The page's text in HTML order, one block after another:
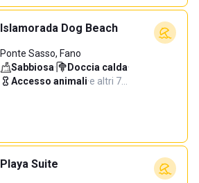
Islamorada Dog Beach
Ponte Sasso, Fano
Sabbiosa· Doccia calda·
Accesso animali·e altri 7…
Playa Suite